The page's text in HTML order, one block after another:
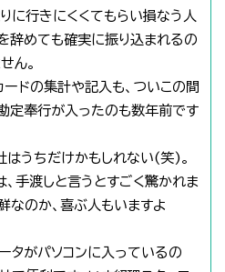
に行きにくくてもらい損なう人
辞めても確実に振り込まれるの
ん。
ードの集計や記入も、ついこの間
定奉行が入ったのも数年前です
はうちだけかもしれない(笑)。
、手渡しと言うとすごく驚かれま
なのか、喜ぶ人もいますよ
タがパソコンに入っているの